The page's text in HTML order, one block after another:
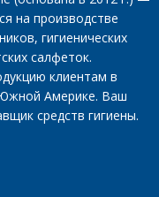
на производстве
гигиенических
салфеток‌.
клиентам в
Америке. Ваш
средств гигиены.